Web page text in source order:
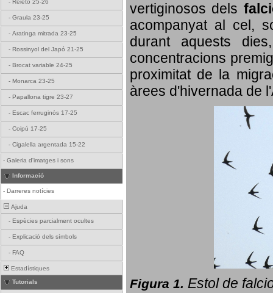
- Reietó 25-26
- Graula 23-25
- Aratinga mitrada 23-25
- Rossinyol del Japó 21-25
- Brocat variable 24-25
- Monarca 23-25
- Papallona tigre 23-27
- Escac ferruginós 17-25
- Coipú 17-25
- Cigalella argentada 15-22
- Galeria d'imatges i sons
Informació
- Darreres notícies
Ajuda
- Espècies parcialment ocultes
- Explicació dels símbols
- FAQ
Estadístiques
Tutorials
vertiginosos dels
acompanyat al cel,
durant aquests
concentracions
proximitat de la
àrees d'hivernada de
Figura 1. Estol de